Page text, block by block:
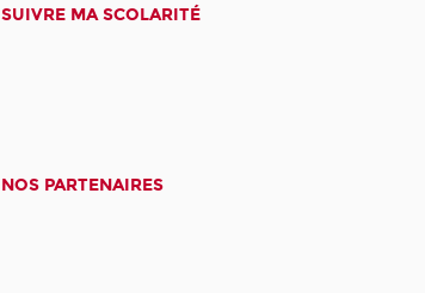
SUIVRE MA SCOLARITÉ
NOS PARTENAIRES